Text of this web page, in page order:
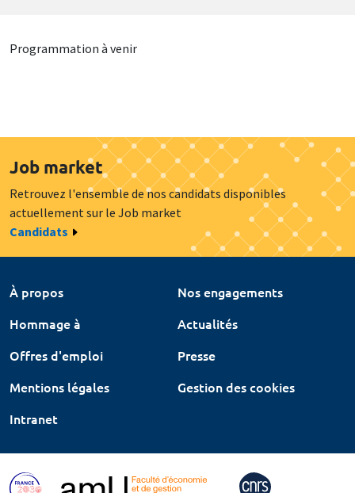
Programmation à venir
Job market
Retrouvez l'ensemble de nos candidats disponibles
actuellement sur le Job market
Candidats
À propos
Nos engagements
Hommage à
Actualités
Offres d'emploi
Presse
Mentions légales
Gestion des cookies
Intranet